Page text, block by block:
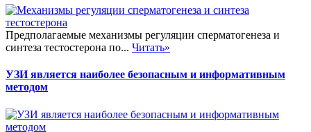
Предполагаемые механизмы регуляции сперматогенеза и
синтеза тестостерона по... Читать»
УЗИ является наиболее безопасным и информативным
методом